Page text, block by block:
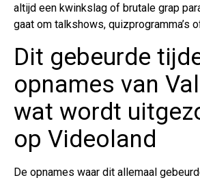
altijd een kwinkslag of brutale grap
gaat om talkshows, quizprogramma’s
Dit gebeurde
opnames van
wat wordt
op Videoland
De opnames waar dit allemaal